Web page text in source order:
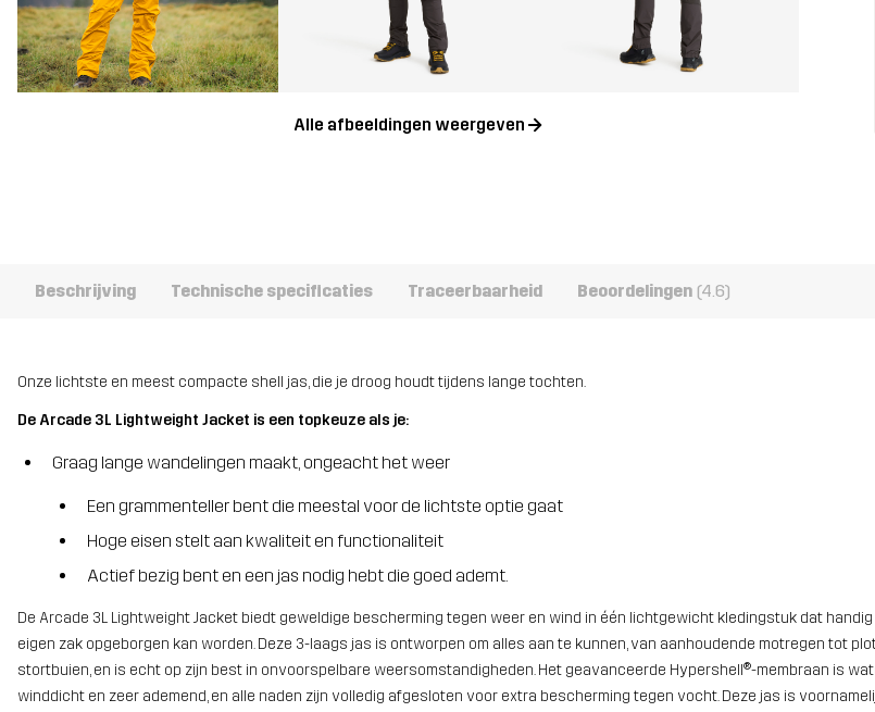
Alle afbeeldingen weergeven
Beschrijving Technische specificaties Traceerbaarheid Beoordelingen (4.6)
Onze lichtste en meest compacte shell jas, die je droog houdt tijdens lange tochten.
De Arcade 3L Lightweight Jacket is een topkeuze als je:
Graag lange wandelingen maakt, ongeacht het weer
Een grammenteller bent die meestal voor de lichtste optie gaat
Hoge eisen stelt aan kwaliteit en functionaliteit
Actief bezig bent en een jas nodig hebt die goed ademt.
De Arcade 3L Lightweight Jacket biedt geweldige bescherming tegen weer en wind in één lichtgewicht kledingstuk dat handig
eigen zak opgeborgen kan worden. Deze 3-laags jas is ontworpen om alles aan te kunnen, van aanhoudende motregen tot
stortbuien, en is echt op zijn best in onvoorspelbare weersomstandigheden. Het geavanceerde Hypershell®-membraan is
winddicht en zeer ademend, en alle naden zijn volledig afgesloten voor extra bescherming tegen vocht. Deze jas is